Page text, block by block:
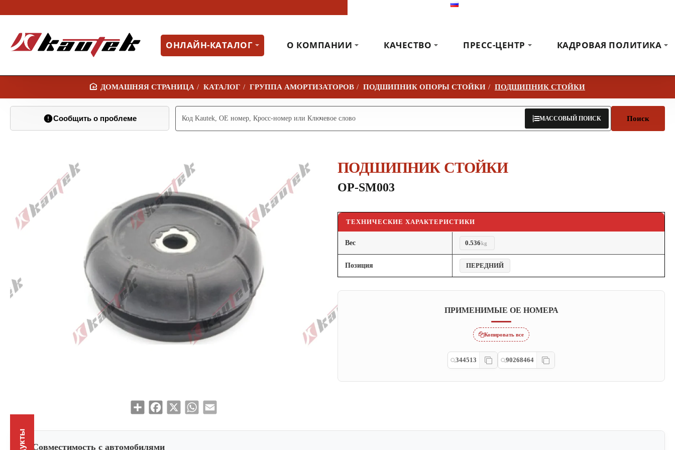
ОНЛАЙН-КАТАЛОГ О КОМПАНИИ КАЧЕСТВО ПРЕСС-ЦЕНТР КАДРОВАЯ ПОЛИТИКА
O
КАТАЛОГ ГРУППА АМОРТИЗАТОРОВ ПОДШИПНИК ОПОРЫ СТОЙКИ ПОДШИПНИК СТОЙКИ
Сообщить о проблеме МАССОВЫЙ ПОИСК Поиск
Share Facebook WhatsApp
ПОДШИПНИК СТОЙКИ
ТЕХНИЧЕСКИЕ ХАРАКТЕРИСТИКИ
Вес 0.536kg
Позиция ПЕРЕДНИЙ
OP-SM003
ПРИМЕНИМЫЕ OE НОМЕРА
Копировать все
344513 90268464
Совместимость с автомобилями